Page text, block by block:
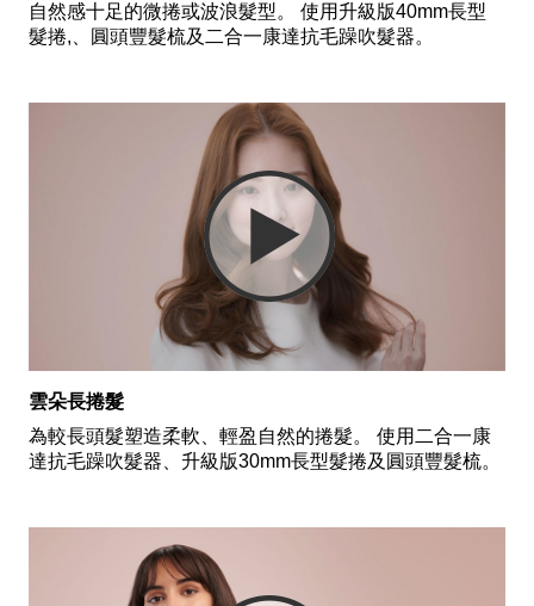
自然感十足的微捲或波浪髮型。 使用升級版40mm長型
髮捲,、圓頭豐髮梳及二合一康達抗毛躁吹髮器。
雲朵長捲髮
為較長頭髮塑造柔軟、輕盈自然的捲髮。 使用二合一康
達抗毛躁吹髮器、升級版30mm長型髮捲及圓頭豐髮梳。